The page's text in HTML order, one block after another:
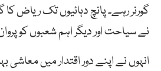
گورنر رہے۔ پانچ دہائیوں تک ریاض کا
نے سیاحت اور دیگر اہم شعبوں کو
انہوں نے اپنے دور اقتدار میں معاشی